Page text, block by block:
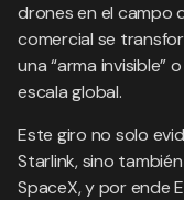
drones en el campo
comercial se
una “arma invisible”
escala global.
Este giro no solo
Starlink, sino
SpaceX, y por ende